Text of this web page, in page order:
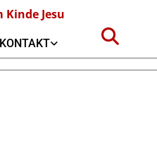
Kinde Jesu
KONTAKT